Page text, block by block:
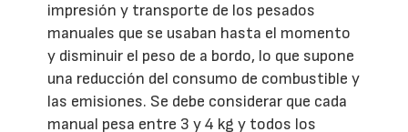
impresión y transporte de los pesados
manuales que se usaban hasta el momento
y disminuir el peso de a bordo, lo que supone
una reducción del consumo de combustible y
las emisiones. Se debe considerar que cada
manual pesa entre 3 y 4 kg y todos los